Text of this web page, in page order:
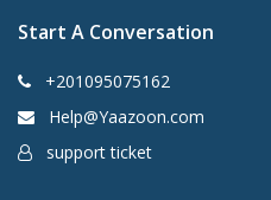
Start A Conversation
+201095075162
Help@Yaazoon.com
support ticket